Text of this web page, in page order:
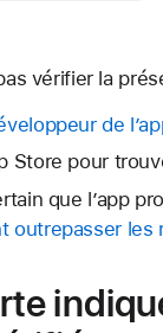
vérifier la
de
Store pour
que l’app
outrepasser les